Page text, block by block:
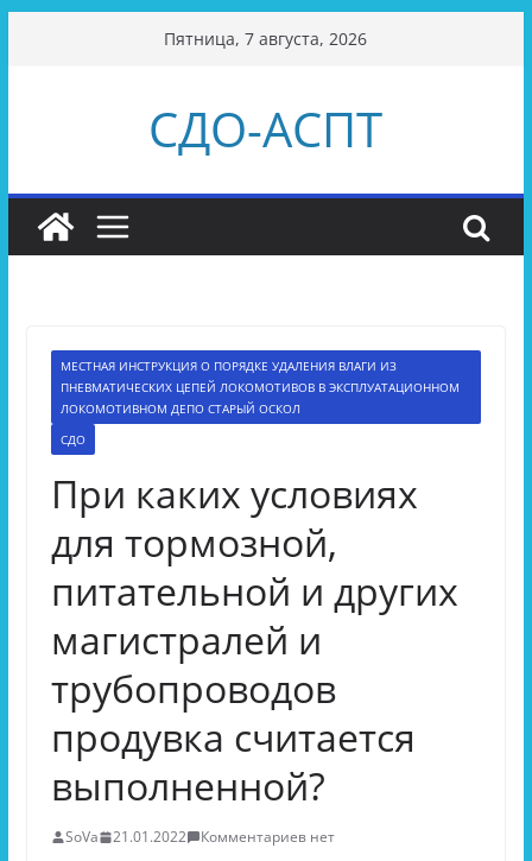
Пятница, 7 августа, 2026
СДО-АСПТ
МЕСТНАЯ ИНСТРУКЦИЯ О ПОРЯДКЕ УДАЛЕНИЯ ВЛАГИ ИЗ
ПНЕВМАТИЧЕСКИХ ЦЕПЕЙ ЛОКОМОТИВОВ В ЭКСПЛУАТАЦИОННОМ
ЛОКОМОТИВНОМ ДЕПО СТАРЫЙ ОСКОЛ
СДО
При каких условиях
для тормозной,
питательной и других
магистралей и
трубопроводов
продувка считается
выполненной?
SoVa 21.01.2022 Комментариев нет